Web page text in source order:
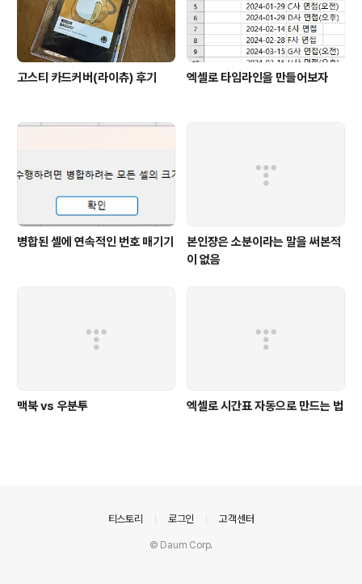
고스티 카드커버(라이츄) 후기 엑셀로 타임라인을 만들어보자
병합된 셀에 연속적인 번호 매기기
본인쟝은 소분이라는 말을 써본적
이 없음
맥북 vs 우분투 엑셀로 시간표 자동으로 만드는 법
티스토리 로그인 고객센터
© Daum Corp.